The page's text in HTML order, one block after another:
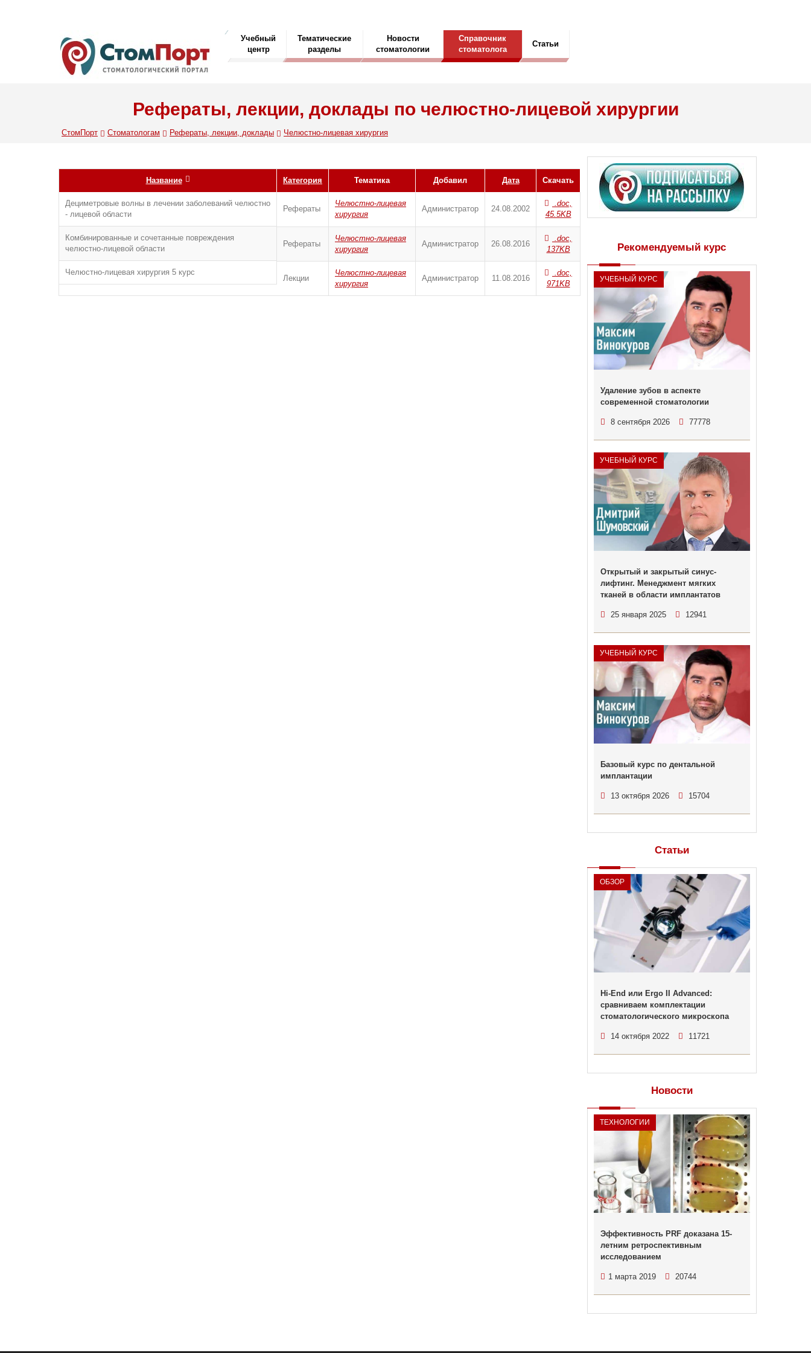
Учебный
центр
Тематические
разделы
Новости
стоматологии
Справочник
стоматолога
Статьи
Рефераты, лекции, доклады по челюстно-лицевой хирургии
СтомПорт Стоматологам Рефераты, лекции, доклады Челюстно-лицевая хирургия
Название Категория Тематика Добавил Дата Скачать
Дециметровые волны в лечении заболеваний челюстно
- лицевой области
Рефераты
Челюстно-лицевая
хирургия
Администратор 24.08.2002
.doc,
45.5KB
Комбинированные и сочетанные повреждения
челюстно-лицевой области
Рефераты
Челюстно-лицевая
хирургия
Администратор 26.08.2016
.doc,
137KB
Челюстно-лицевая хирургия 5 курс
Лекции
Челюстно-лицевая
хирургия
Администратор 11.08.2016
.doc,
971KB
Рекомендуемый курс
УЧЕБНЫЙ КУРС
Удаление зубов в аспекте
современной стоматологии
8 сентября 2026 77778
УЧЕБНЫЙ КУРС
Открытый и закрытый синус-
лифтинг. Менеджмент мягких
тканей в области имплантатов
25 января 2025 12941
УЧЕБНЫЙ КУРС
Базовый курс по дентальной
имплантации
13 октября 2026 15704
Статьи
ОБЗОР
Hi-End или Ergo II Advanced:
сравниваем комплектации
стоматологического микроскопа
14 октября 2022 11721
Новости
ТЕХНОЛОГИИ
Эффективность PRF доказана 15-
летним ретроспективным
исследованием
1 марта 2019 20744